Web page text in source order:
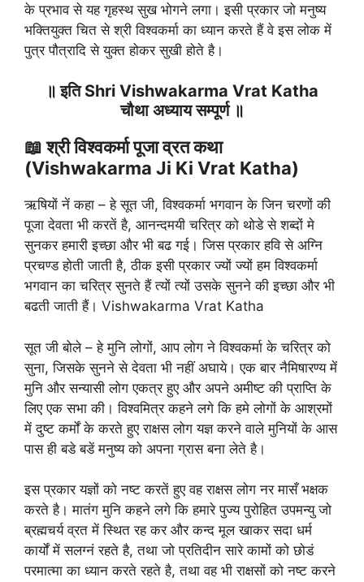
के प्रभाव से यह गृहस्थ सुख भोगने लगा। इसी प्रकार जो मनुष्य
भक्तियुक्त चित से श्री विश्वकर्मा का ध्यान करते हैं वे इस लोक में
पुत्र पौत्रादि से युक्त होकर सुखी होते है।
॥ इति Shri Vishwakarma Vrat Katha
चौथा अध्याय सम्पूर्ण ॥
📖 श्री विश्वकर्मा पूजा व्रत कथा
(Vishwakarma Ji Ki Vrat Katha)
ऋषियों नें कहा – हे सूत जी, विश्वकर्मा भगवान के जिन चरणों की
पूजा देवता भी करतें है, आनन्दमयी चरित्र को थोडे से शब्दों मे
सुनकर हमारी इच्छा और भी बढ गई। जिस प्रकार हवि से अग्नि
प्रचण्ड होती जाती है, ठीक इसी प्रकार ज्यों ज्यों हम विश्वकर्मा
भगवान का चरित्र सुनते हैं त्यों त्यों उसके सुनने की इच्छा और भी
बढती जाती हैं। Vishwakarma Vrat Katha
सूत जी बोले – हे मुनि लोगों, आप लोग ने विश्वकर्मा के चरित्र को
सुना, जिसके सुनने से देवता भी नहीं अघाये। एक बार नैमिषारण्य में
मुनि और सन्यासी लोग एकत्र हुए और अपने अमीष्ट की प्राप्ति के
लिए एक सभा की। विश्वमित्र कहने लगे कि हमे लोगों के आश्रमों
में दुष्ट कर्मों के करते हुए राक्षस लोग यज्ञ करने वाले मुनियों के आस
पास ही बडे बडें मनुष्य को अपना ग्रास बना लेते है।
इस प्रकार यज्ञों को नष्ट करतें हुए वह राक्षस लोग नर मासँ भक्षक
करते है। मातंग मुनि कहने लगे कि हमारे पुज्य पुरोहित उपमन्यु जो
ब्रह्मचर्य व्रत में स्थित रह कर और कन्द मूल खाकर सदा धर्म
कार्यों में सलग्नं रहते है, तथा जो प्रतिदीन सारे कामों को छोडं
परमात्मा का ध्यान करते रहते है, तथा वह भी राक्षसों को नष्ट करने